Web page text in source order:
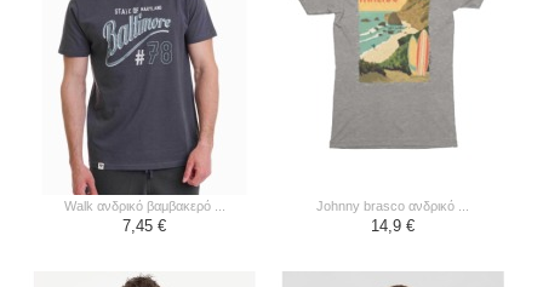
walk ανδρικό βαμβακερό ...
7,45 €
johnny brasco ανδρικό ...
14,9 €